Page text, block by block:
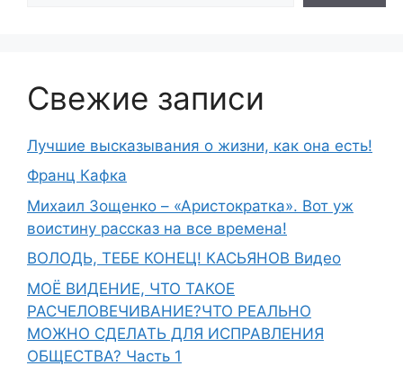
Свежие записи
Лучшие высказывания о жизни, как она есть!
Франц Кафка
Михаил Зощенко – «Аристократка». Вот уж
воистину рассказ на все времена!
ВОЛОДЬ, ТЕБЕ КОНЕЦ! КАСЬЯНОВ Видео
МОЁ ВИДЕНИЕ, ЧТО ТАКОЕ
РАСЧЕЛОВЕЧИВАНИЕ?ЧТО РЕАЛЬНО
МОЖНО СДЕЛАТЬ ДЛЯ ИСПРАВЛЕНИЯ
ОБЩЕСТВА? Часть 1